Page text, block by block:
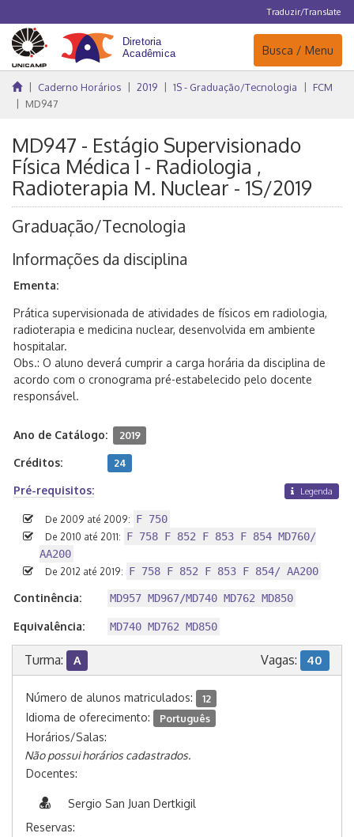
Traduzir/Translate
Navegação
Busca / Menu
Caderno Horários 2019 1S - Graduação/Tecnologia
FCM
MD947
MD947 - Estágio Supervisionado
Física Médica I - Radiologia ,
Radioterapia M. Nuclear - 1S/2019
Graduação/Tecnologia
Informações da disciplina
Ementa:
Prática supervisionada de atividades de físicos em radiologia,
radioterapia e medicina nuclear, desenvolvida em ambiente
hospitalar.
Obs.: O aluno deverá cumprir a carga horária da disciplina de
acordo com o cronograma pré-estabelecido pelo docente
responsável.
Ano de Catálogo: 2019
Créditos: 24
Pré-requisitos: Legenda
De 2009 até 2009: F 750
De 2010 até 2011: F 758 F 852 F 853 F 854 MD760/
AA200
De 2012 até 2019: F 758 F 852 F 853 F 854/ AA200
Continência: MD957 MD967/MD740 MD762 MD850
Equivalência: MD740 MD762 MD850
Turma: A Vagas: 40
Número de alunos matriculados: 12
Idioma de oferecimento: Português
Horários/Salas:
Não possui horários cadastrados.
Docentes:
Sergio San Juan Dertkigil
Reservas: